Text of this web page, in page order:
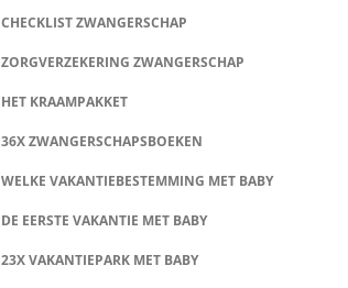
CHECKLIST ZWANGERSCHAP
ZORGVERZEKERING ZWANGERSCHAP
HET KRAAMPAKKET
36X ZWANGERSCHAPSBOEKEN
WELKE VAKANTIEBESTEMMING MET BABY
DE EERSTE VAKANTIE MET BABY
23X VAKANTIEPARK MET BABY